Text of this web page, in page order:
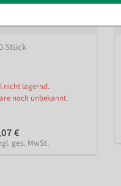
Stück
nicht lagernd.
noch unbekannt.
€
ges. MwSt.